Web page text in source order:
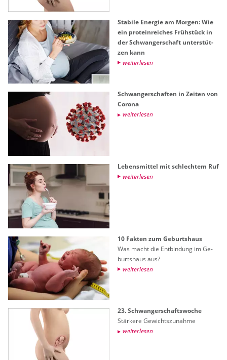
Sta­bi­le En­er­gie am Mor­gen: Wie
ein pro­te­in­rei­ches Früh­stück in
der Schwan­ger­schaft un­ter­stüt­
zen kann
wei­ter­le­sen
Schwan­ger­schaf­ten in Zei­ten von
Co­ro­na
wei­ter­le­sen
Le­bens­mit­tel mit schlech­tem Ruf
wei­ter­le­sen
10 Fak­ten zum Ge­burts­haus
Was macht die Ent­bin­dung im Ge­
burts­haus aus?
wei­ter­le­sen
23. Schwan­ger­schafts­wo­che
Stär­ke­re Ge­wichts­zu­nah­me
wei­ter­le­sen